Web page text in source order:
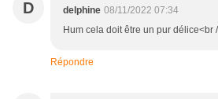
D delphine 08/11/2022 07:34
Hum cela doit être un pur délice<br
Répondre